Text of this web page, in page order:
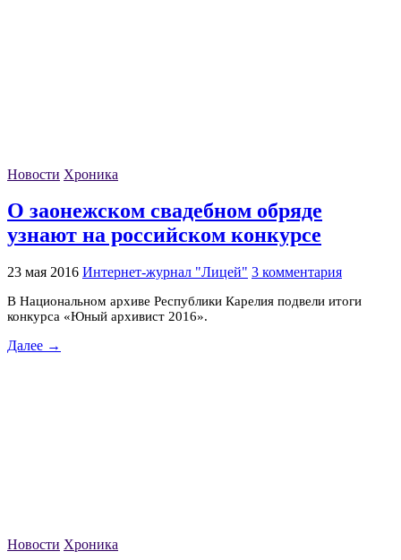
Новости Хроника
О заонежском свадебном обряде
узнают на российском конкурсе
23 мая 2016 Интернет-журнал "Лицей" 3 комментария
В Национальном архиве Республики Карелия подвели итоги
конкурса «Юный архивист 2016».
Далее →
Новости Хроника